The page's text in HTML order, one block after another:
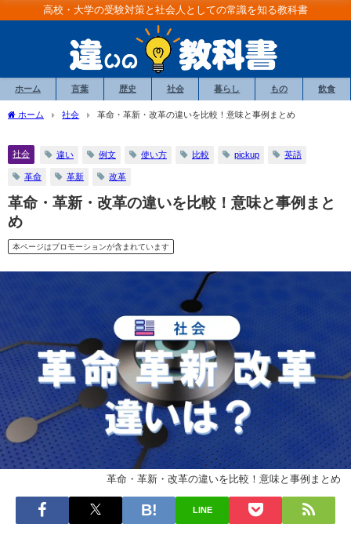
高校・大学の受験対策と社会人としての常識を知る教科書
ホーム 言葉 歴史 社会 暮らし もの 飲食
ホーム 社会 革命・革新・改革の違いを比較！意味と事例まとめ
社会 違い 例文 使い方 比較 pickup 英語
革命 革新 改革
革命・革新・改革の違いを比較！意味と事例まと
め
本ページはプロモーションが含まれています
革命・革新・改革の違いを比較！意味と事例まとめ
LINE